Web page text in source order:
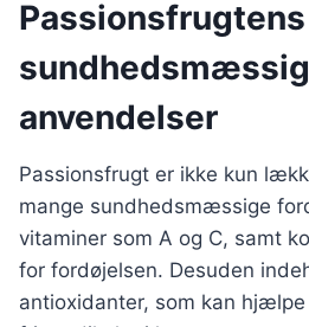
Passionsfrugtens
anvendelser
Passionsfrugt er ikke kun
mange sundhedsmæssige
vitaminer som A og C, samt
for fordøjelsen. Desuden
antioxidanter, som kan